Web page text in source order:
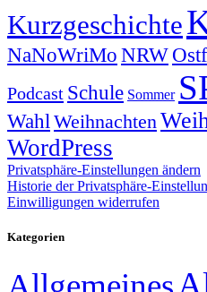
Kurzgeschichte
NaNoWriMo NRW
Podcast Schule Sommer
Wahl Weihnachten
WordPress
Privatsphäre-Einstellungen ändern
Historie der Privatsphäre-
Einwilligungen widerrufen
Kategorien